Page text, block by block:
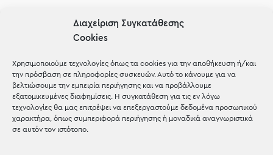
Διαχείριση Συγκατάθεσης
Cookies
Χρησιμοποιούμε τεχνολογίες όπως τα cookies για την αποθήκευση ή/και
την πρόσβαση σε πληροφορίες συσκευών. Αυτό το κάνουμε για να
βελτιώσουμε την εμπειρία περιήγησης και να προβάλλουμε
εξατομικευμένες διαφημίσεις. Η συγκατάθεση για τις εν λόγω
τεχνολογίες θα μας επιτρέψει να επεξεργαστούμε δεδομένα προσωπικού
χαρακτήρα, όπως συμπεριφορά περιήγησης ή μοναδικά αναγνωριστικά
σε αυτόν τον ιστότοπο.
Μέχρι 30€
Blog
Shop the look